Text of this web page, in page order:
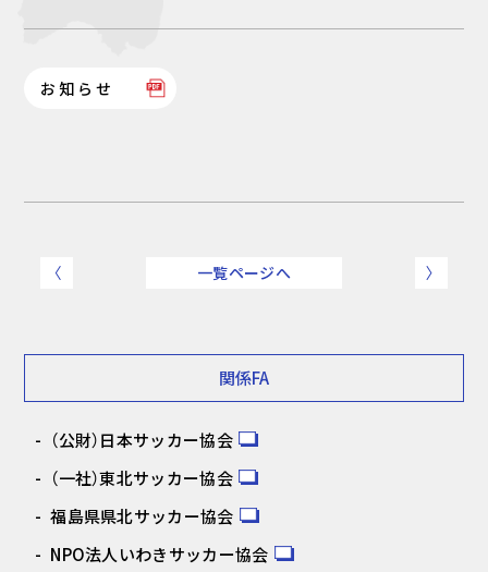
お知らせ
〈 一覧ページへ 〉
関係FA
（公財）日本サッカー協会
（一社）東北サッカー協会
福島県県北サッカー協会
NPO法人いわきサッカー協会